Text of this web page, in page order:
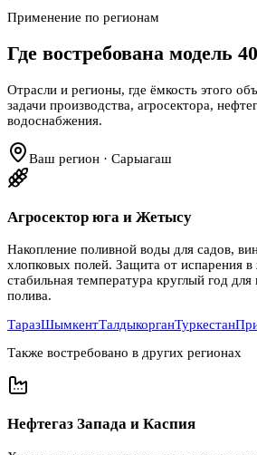
Применение по регионам
Где востребована модель
Отрасли и регионы, где ёмкость этого
задачи производства, агросектора,
водоснабжения.
Ваш регион · Сарыагаш
Агросектор юга и Жетысу
Накопление поливной воды для садов,
хлопковых полей. Защита от испарения
стабильная температура круглый год
полива.
ТаразШымкентТалдыкорганТуркестан
Также востребовано в других регионах
Нефтегаз Запада и Каспия